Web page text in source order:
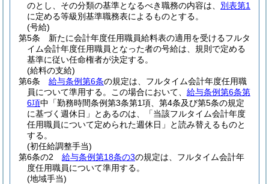
のとし、その分類の基準となるべき職務の内容は、 別表第1
に定める等級別基準職務表によるものとする。
(号給)
第5条
新たに会計年度任用職員給料表の適用を受けるフルタ
イム会計年度任用職員となった者の号給は、規則で定める
基準に従い任命権者が決定する。
(給料の支給)
第6条
給与条例第6条の規定は、フルタイム会計年度任用職
員について準用する。
この場合において、 給与条例第6条第
6項中「勤務時間条例第3条第1項、第4条及び第5条の規定
に基づく週休日」とあるのは、「当該フルタイム会計年度
任用職員について定められた週休日」と読み替えるものと
する。
(初任給調整手当)
第6条の2
給与条例第18条の3の規定は、フルタイム会計年
度任用職員について準用する。
(地域手当)